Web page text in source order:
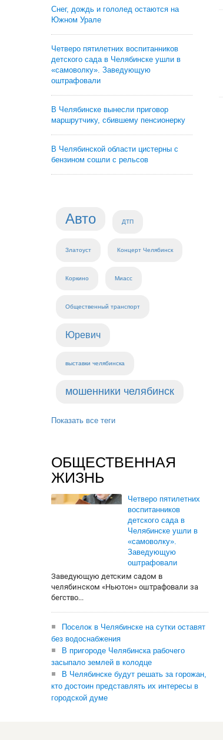
Снег, дождь и гололед остаются на
Южном Урале
Четверо пятилетних воспитанников
детского сада в Челябинске ушли в
«самоволку». Заведующую
оштрафовали
В Челябинске вынесли приговор
маршрутчику, сбившему пенсионерку
В Челябинской области цистерны с
бензином сошли с рельсов
Авто ДТП
Златоуст Концерт Челябинск
Коркино Миасс
Общественный транспорт
Юревич
выставки челябинска
мошенники челябинск
Показать все теги
ОБЩЕСТВЕННАЯ
ЖИЗНЬ
Четверо пятилетних
воспитанников
детского сада в
Челябинске ушли в
«самоволку».
Заведующую
оштрафовали
Заведующую детским садом в
челябинском «Ньютон» оштрафовали за
бегство...
Поселок в Челябинске на сутки оставят
без водоснабжения
В пригороде Челябинска рабочего
засыпало землей в колодце
В Челябинске будут решать за горожан,
кто достоин представлять их интересы в
городской думе